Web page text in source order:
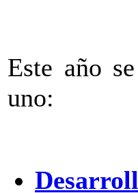
Este año
uno: